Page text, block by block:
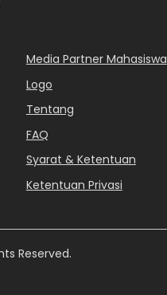
Media Partner Mahasiswa
Logo
Tentang
FAQ
Syarat & Ketentuan
Ketentuan Privasi
Reserved.